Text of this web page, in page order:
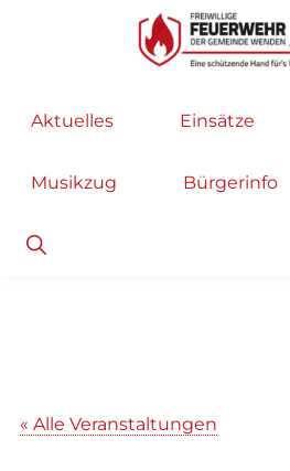
Hauptnavigation
Feuerwehr
helfen
selbstverständlich!
Aktuelles Einsätze
Musikzug Bürgerinfo
Show
Search
« Alle Veranstaltungen